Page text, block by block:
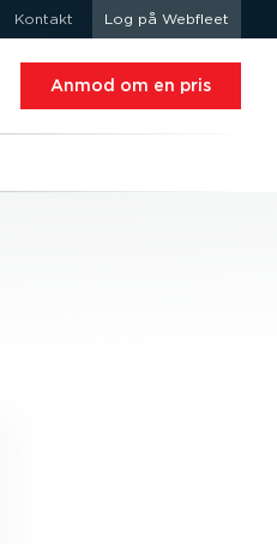
Kontakt Log på Webfleet
Anmod om en pris